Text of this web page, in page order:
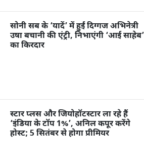
सोनी सब के ‘यादें’ में हुईं दिग्गज अभिनेत्री
उषा बचानी की एंट्री, निभाएंगी ‘आई साहेब’
का किरदार
स्टार प्लस और जियोहॉटस्टार ला रहे हैं
‘इंडिया के टॉप 1%’, अनिल कपूर करेंगे
होस्ट; 5 सितंबर से होगा प्रीमियर